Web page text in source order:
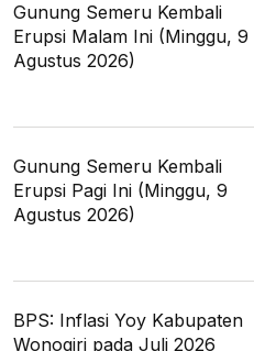
Gunung Semeru Kembali
Erupsi Malam Ini (Minggu, 9
Agustus 2026)
Gunung Semeru Kembali
Erupsi Pagi Ini (Minggu, 9
Agustus 2026)
BPS: Inflasi Yoy Kabupaten
Wonogiri pada Juli 2026